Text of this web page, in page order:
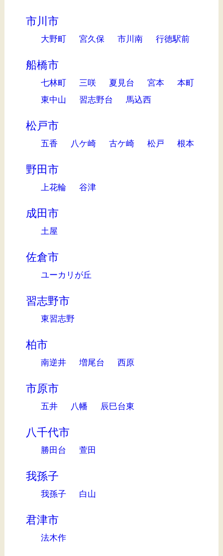
市川市
大野町 宮久保 市川南 行徳駅前
船橋市
七林町 三咲 夏見台 宮本
本町
東中山
習志野台 馬込西
松戸市
五香 八ケ崎 古ケ崎 松戸 根本
野田市
上花輪 谷津
成田市
土屋
佐倉市
ユーカリが丘
習志野市
東習志野
柏市
南逆井 増尾台 西原
市原市
五井 八幡 辰巳台東
八千代市
勝田台 萱田
我孫子
我孫子 白山
君津市
法木作